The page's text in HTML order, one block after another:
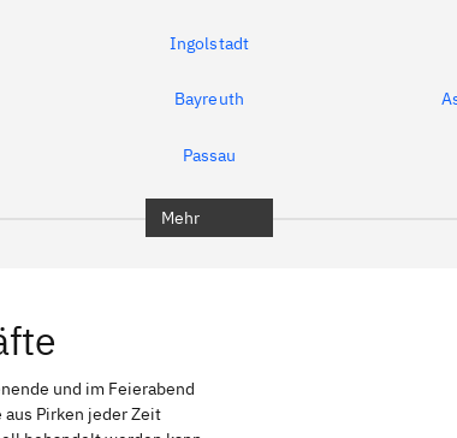
Ingolstadt
Bayreuth
Passau
Mehr
und im Feierabend
Pirken jeder Zeit